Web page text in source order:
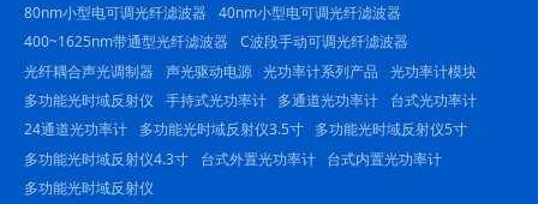
80nm小型电可调光纤滤波器
40nm小型电可调光纤滤波器
400~1625nm带通型光纤滤波器
C波段手动可调光纤滤波器
光纤耦合声光调制器
声光驱动电源 光功率计系列产品
光功率计模块
多功能光时域反射仪
手持式光功率计 多通道光功率计
台式光功率计
24通道光功率计
多功能光时域反射仪3.5寸
多功能光时域反射仪5寸
多功能光时域反射仪4.3寸
台式外置光功率计
台式内置光功率计
多功能光时域反射仪